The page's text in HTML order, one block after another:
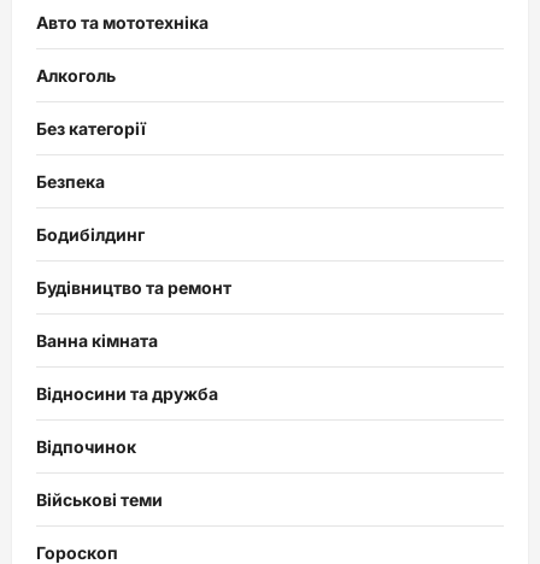
Авто та мототехніка
Алкоголь
Без категорії
Безпека
Бодибілдинг
Будівництво та ремонт
Ванна кімната
Відносини та дружба
Відпочинок
Військові теми
Гороскоп